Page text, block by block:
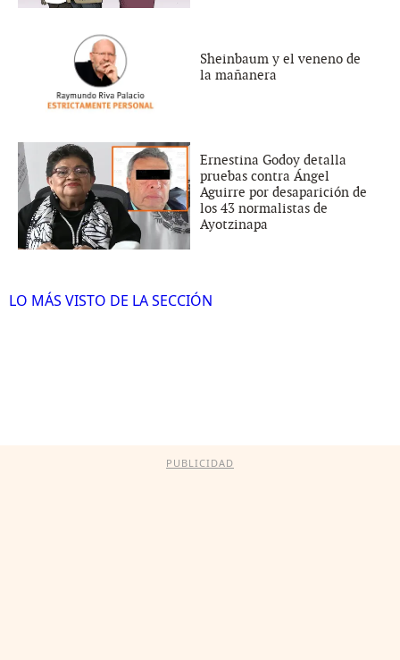
Sheinbaum y el veneno de
la mañanera
Ernestina Godoy detalla
pruebas contra Ángel
Aguirre por desaparición de
los 43 normalistas de
Ayotzinapa
LO MÁS VISTO DE LA SECCIÓN
PUBLICIDAD